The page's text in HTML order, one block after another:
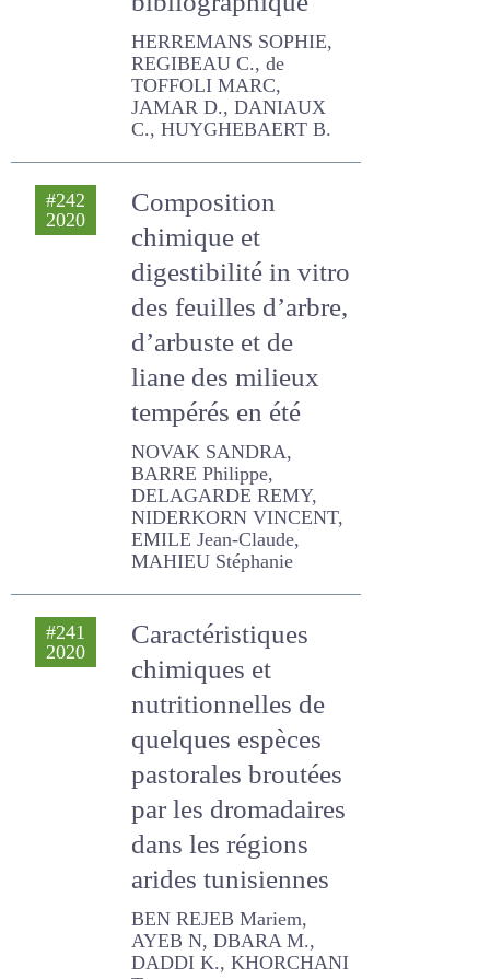
HERREMANS SOPHIE,
REGIBEAU C., de TOFFOLI
MARC, JAMAR D., DANIAUX
C., HUYGHEBAERT B.
#242
Composition
chimique et
digestibilité in vitro
des feuilles d’arbre,
d’arbuste et de
liane des milieux
tempérés en été
NOVAK SANDRA, BARRE
Philippe, DELAGARDE
REMY, NIDERKORN
VINCENT, EMILE Jean-
Claude, MAHIEU Stéphanie
Caractéristiques
chimiques et
nutritionnelles de
quelques espèces
pastorales
broutées par les
dromadaires dans
les régions arides
tunisiennes
BEN REJEB Mariem, AYEB N,
DBARA M., DADDI K.,
KHORCHANI T